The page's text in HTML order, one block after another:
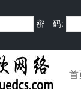
密 码:
首